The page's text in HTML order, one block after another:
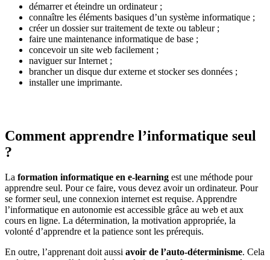
démarrer et éteindre un ordinateur ;
connaître les éléments basiques d’un système informatique ;
créer un dossier sur traitement de texte ou tableur ;
faire une maintenance informatique de base ;
concevoir un site web facilement ;
naviguer sur Internet ;
brancher un disque dur externe et stocker ses données ;
installer une imprimante.
Comment apprendre l’informatique seul
?
La formation informatique en e-learning est une méthode pour
apprendre seul. Pour ce faire, vous devez avoir un ordinateur. Pour
se former seul, une connexion internet est requise. Apprendre
l’informatique en autonomie est accessible grâce au web et aux
cours en ligne. La détermination, la motivation appropriée, la
volonté d’apprendre et la patience sont les prérequis.
En outre, l’apprenant doit aussi avoir de l’auto-déterminisme. Cela